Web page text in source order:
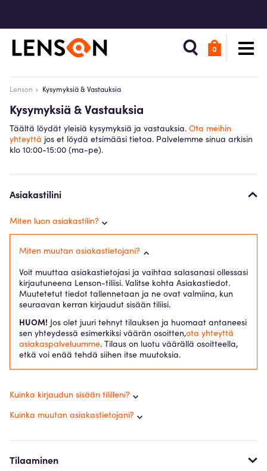
0
Lenson Kysymyksiä & Vastauksia
Kysymyksiä & Vastauksia
Täältä löydät yleisiä kysymyksiä ja vastauksia. Ota meihin
yhteyttä jos et löydä etsimääsi tietoa. Palvelemme sinua arkisin
klo 10:00-15:00 (ma-pe).
Asiakastilini
Miten luon asiakastilin?
Miten muutan asiakastietojani?
Voit muuttaa asiakastietojasi ja vaihtaa salasanasi ollessasi
kirjautuneena Lenson-tiliisi. Valitse kohta Asiakastiedot.
Muutetetut tiedot tallennetaan ja ne ovat valmiina, kun
seuraavan kerran kirjaudut sisään tiliisi.
HUOM! Jos olet juuri tehnyt tilauksen ja huomaat antaneesi
sen yhteydessä esimerkiksi väärän osoitten,ota yhteyttä
asiakaspalveluumme. Tilaus on luotu väärällä osoitteella,
etkä voi enää tehdä siihen itse muutoksia.
Kuinka kirjaudun sisään tililleni?
Kuinka muutan asiakastietojani?
Tilaaminen